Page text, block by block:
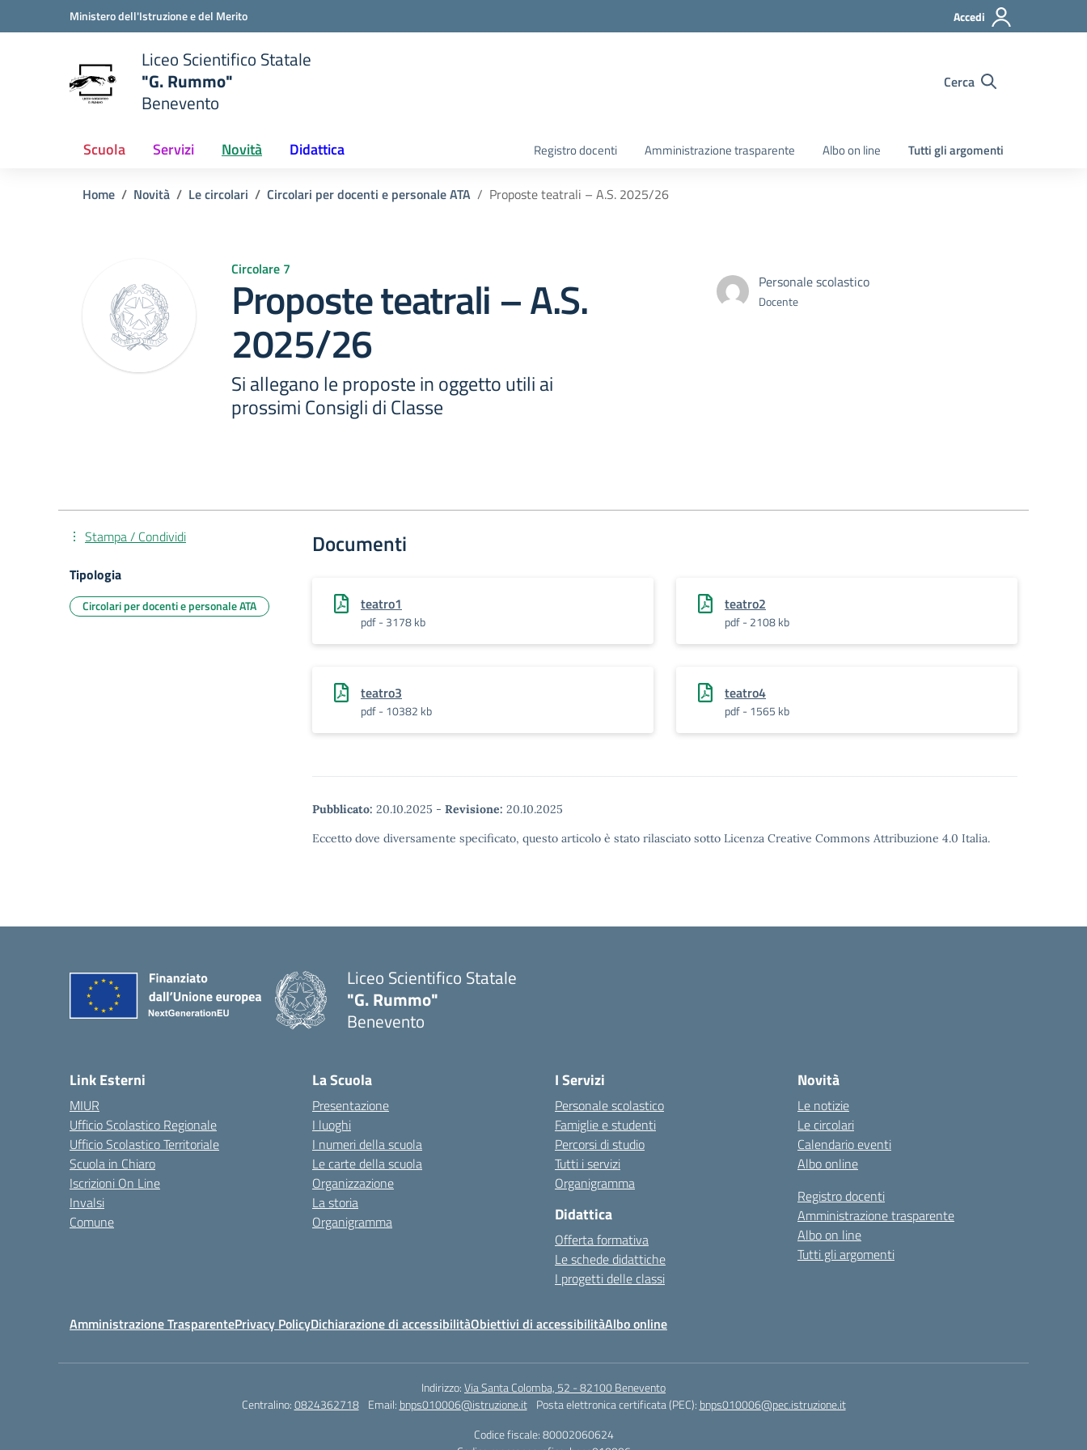
Vai ai contenuti
Vai al menu di navigazioneMinistero dell'Istruzione e del Merito Accedi
scuola
Liceo Scientifico Statale
"G. Rummo"
Benevento
Cerca
Scuola Servizi Novità Didattica Registro docenti Amministrazione trasparente Albo on line Tutti gli argomenti
Home Novità Le circolari Circolari per docenti e personale ATA Proposte teatrali – A.S. 2025/26
Circolare 7
Proposte teatrali – A.S.
2025/26
Si allegano le proposte in oggetto utili ai
prossimi Consigli di Classe
Personale scolastico
Docente
Documenti
teatro1
pdf - 3178 kb
teatro2
pdf - 2108 kb
teatro3
pdf - 10382 kb
teatro4
pdf - 1565 kb
Pubblicato: 20.10.2025 - Revisione: 20.10.2025
Eccetto dove diversamente specificato, questo articolo è stato rilasciato sotto Licenza Creative Commons Attribuzione 4.0 Italia.
Stampa / Condividi
Tipologia
Circolari per docenti e personale ATA
Liceo Scientifico Statale
"G. Rummo"
Benevento
Link Esterni
MIUR
Ufficio Scolastico Regionale
Ufficio Scolastico Territoriale
Scuola in Chiaro
Iscrizioni On Line
Invalsi
Comune
La Scuola
Presentazione
I luoghi
I numeri della scuola
Le carte della scuola
Organizzazione
La storia
Organigramma
I Servizi
Personale scolastico
Famiglie e studenti
Percorsi di studio
Tutti i servizi
Organigramma
Didattica
Offerta formativa
Le schede didattiche
I progetti delle classi
Novità
Le notizie
Le circolari
Calendario eventi
Albo online
Registro docenti
Amministrazione trasparente
Albo on line
Tutti gli argomenti
Amministrazione TrasparentePrivacy PolicyDichiarazione di accessibilitàObiettivi di accessibilitàAlbo online
Indirizzo:Via Santa Colomba, 52 - 82100 Benevento
Centralino:0824362718 Email: bnps010006@istruzione.it Posta elettronica certificata (PEC): bnps010006@pec.istruzione.it
Codice fiscale: 80002060624